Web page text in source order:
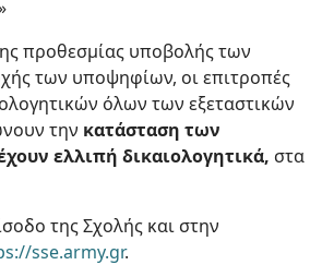
προθεσμίας υποβολής των
των υποψηφίων, οι επιτροπές
όλων των εξεταστικών
την κατάσταση των
ελλιπή δικαιολογητικά, στα
της Σχολής και στην
sse.army.gr.